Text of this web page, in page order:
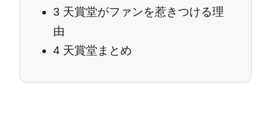
3 天賞堂がファンを惹きつける理
由
4 天賞堂まとめ